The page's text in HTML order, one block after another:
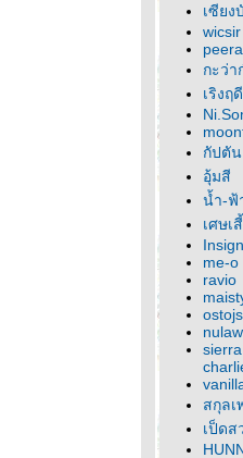
เซียง
wicsir
กะว่า
เริงฤ
กัปตั
อุ้มสี
น้ำ-ฟ้
เศษเ
me-o
ravio
สกุลเ
เป็ดส